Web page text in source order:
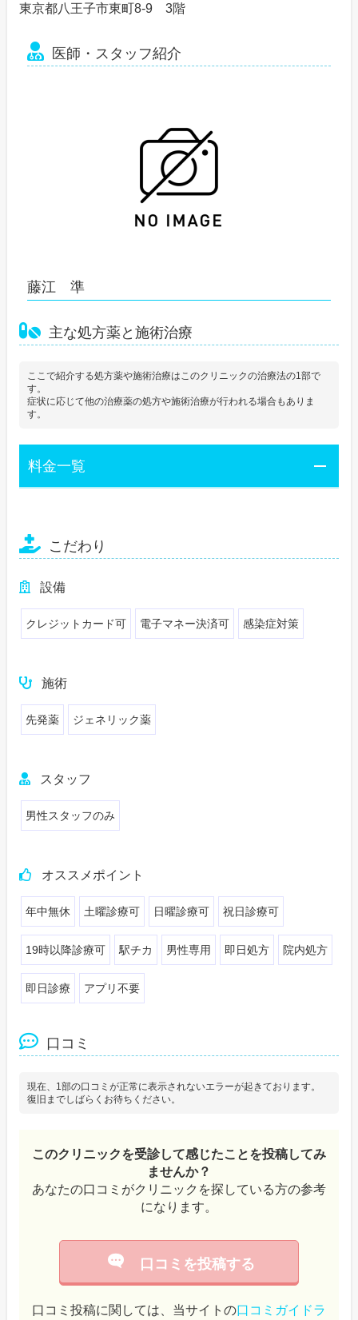
東京都八王子市東町8-9 3階
医師・スタッフ紹介
藤江 準
主な処方薬と施術治療
ここで紹介する処方薬や施術治療はこのクリニックの治療法の1部で
す。
症状に応じて他の治療薬の処方や施術治療が行われる場合もありま
す。
料金一覧
こだわり
設備
クレジットカード可 電子マネー決済可 感染症対策
施術
先発薬 ジェネリック薬
スタッフ
男性スタッフのみ
オススメポイント
年中無休 土曜診療可 日曜診療可 祝日診療可
19時以降診療可 駅チカ 男性専用 即日処方 院内処方
即日診療 アプリ不要
口コミ
現在、1部の口コミが正常に表示されないエラーが起きております。
復旧までしばらくお待ちください。
このクリニックを受診して感じたことを投稿してみ
ませんか？
あなたの口コミがクリニックを探している方の参考
になります。
口コミを投稿する
口コミ投稿に関しては、当サイトの口コミガイドラ